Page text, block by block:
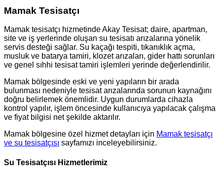
Mamak Tesisatçı
Mamak tesisatçı hizmetinde Akay Tesisat; daire, apartman,
site ve iş yerlerinde oluşan su tesisatı arızalarına yönelik
servis desteği sağlar. Su kaçağı tespiti, tıkanıklık açma,
musluk ve batarya tamiri, klozet arızaları, gider hattı sorunları
ve genel sıhhi tesisat tamiri işlemleri yerinde değerlendirilir.
Mamak bölgesinde eski ve yeni yapıların bir arada
bulunması nedeniyle tesisat arızalarında sorunun kaynağını
doğru belirlemek önemlidir. Uygun durumlarda cihazla
kontrol yapılır, işlem öncesinde kullanıcıya yapılacak çalışma
ve fiyat bilgisi net şekilde aktarılır.
Mamak bölgesine özel hizmet detayları için Mamak tesisatçı
ve su tesisatçısı sayfamızı inceleyebilirsiniz.
Su Tesisatçısı Hizmetlerimiz